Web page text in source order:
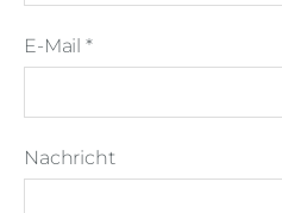
E-Mail *
Nachricht